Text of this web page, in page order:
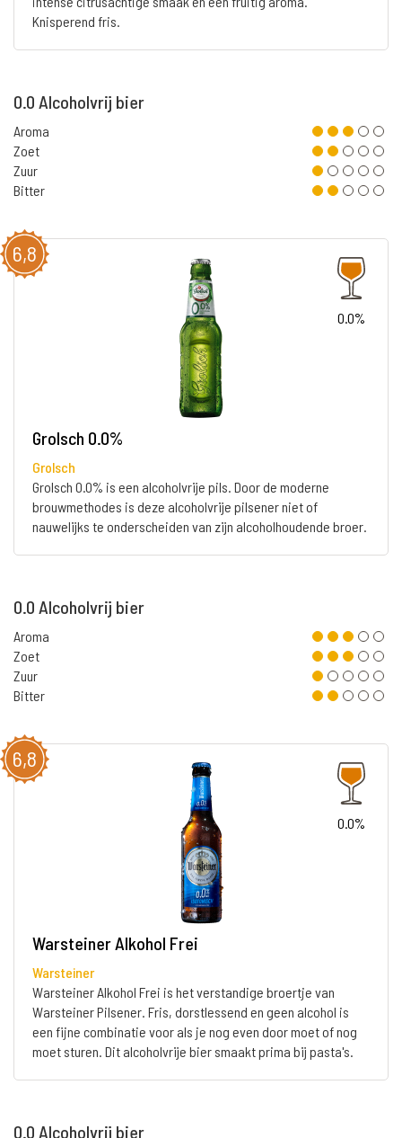
Knisperend fris.
0.0 Alcoholvrij bier
Aroma
Zoet
Zuur
Bitter
6,8
0.0%
Grolsch 0.0%
Grolsch
Grolsch 0.0% is een alcoholvrije pils. Door de moderne
brouwmethodes is deze alcoholvrije pilsener niet of
nauwelijks te onderscheiden van zijn alcoholhoudende broer.
0.0 Alcoholvrij bier
Aroma
Zoet
Zuur
Bitter
6,8
0.0%
Warsteiner Alkohol Frei
Warsteiner
Warsteiner Alkohol Frei is het verstandige broertje van
Warsteiner Pilsener. Fris, dorstlessend en geen alcohol is
een fijne combinatie voor als je nog even door moet of nog
moet sturen. Dit alcoholvrije bier smaakt prima bij pasta's.
0.0 Alcoholvrij bier